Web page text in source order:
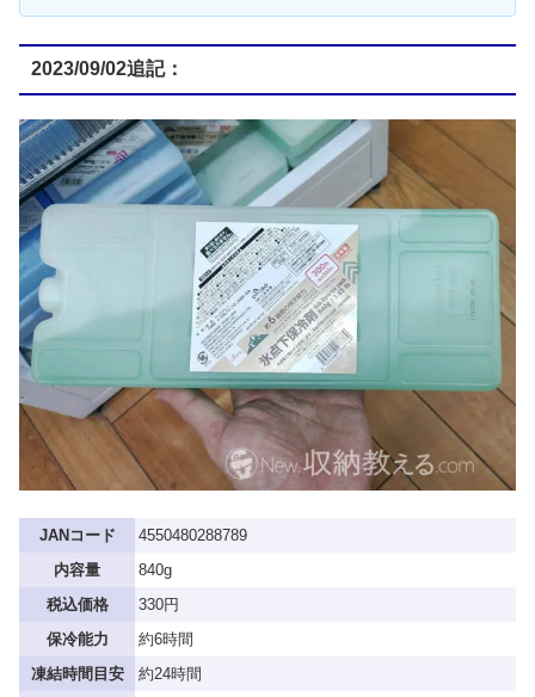
2023/09/02追記：
JANコード
4550480288789
内容量
840g
税込価格
330円
保冷能力
約6時間
凍結時間目安
約24時間